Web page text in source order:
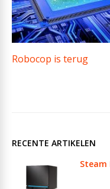
Robocop is terug
RECENTE ARTIKELEN
Steam